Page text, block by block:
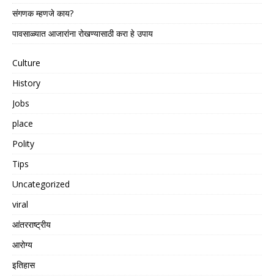
संगणक म्हणजे काय?
पावसाळ्यात आजारांना रोखण्यासाठी करा हे उपाय
Culture
History
Jobs
place
Polity
Tips
Uncategorized
viral
आंतरराष्ट्रीय
आरोग्य
इतिहास